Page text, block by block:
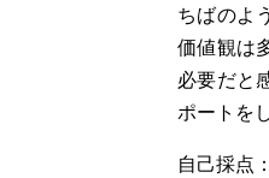
ちばのよ
価値観は
必要だと
ポートを
自己採点